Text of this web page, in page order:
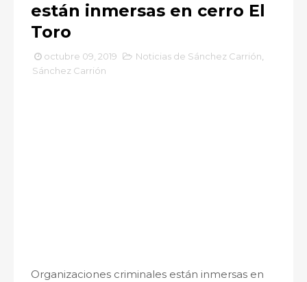
están inmersas en cerro El
Toro
octubre 09, 2019 Noticias de Sánchez Carrión
Sánchez Carrión
Organizaciones criminales están inmersas en